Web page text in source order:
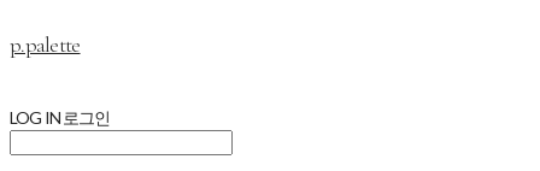
p.palette
LOG IN 로그인